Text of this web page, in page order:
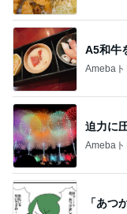
A5和牛
Amebaト
迫力に
Amebaト
「あつ